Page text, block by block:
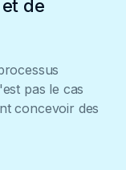
de
pas le cas
concevoir des